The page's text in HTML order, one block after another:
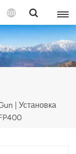
| Установка